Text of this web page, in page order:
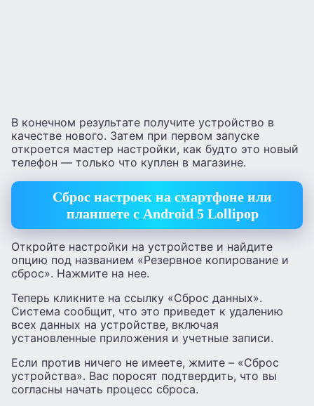
В конечном результате получите устройство в
качестве нового. Затем при первом запуске
откроется мастер настройки, как будто это новый
телефон — только что куплен в магазине.
Сброс настроек на смартфоне или
планшете с Android 5 Lollipop
Откройте настройки на устройстве и найдите
опцию под названием «Резервное копирование и
сброс». Нажмите на нее.
Теперь кликните на ссылку «Сброс данных».
Система сообщит, что это приведет к удалению
всех данных на устройстве, включая
установленные приложения и учетные записи.
Если против ничего не имеете, жмите – «Сброс
устройства». Вас поросят подтвердить, что вы
согласны начать процесс сброса.